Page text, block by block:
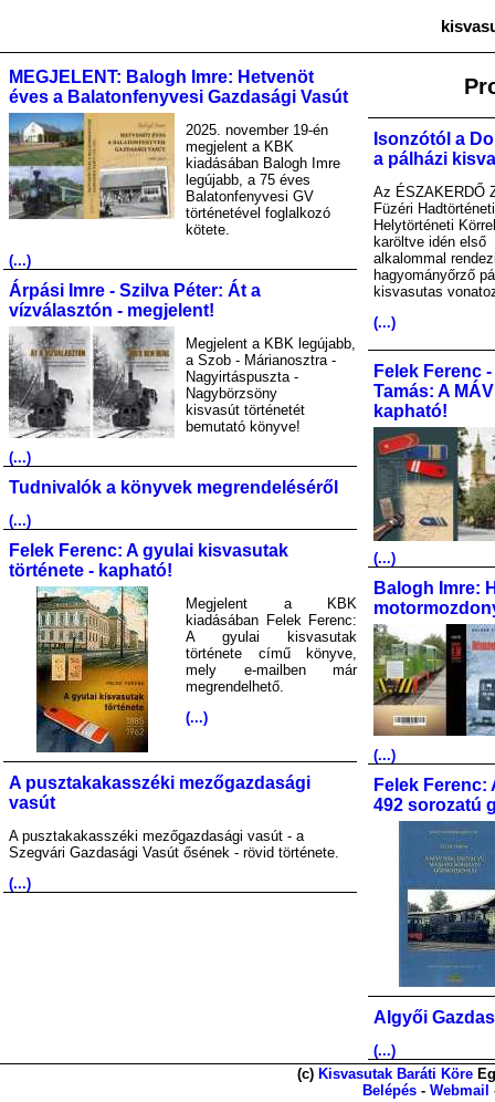
MEGJELENT: Balogh Imre: Hetvenöt
éves a Balatonfenyvesi Gazdasági Vasút
2025. november 19-én
megjelent a KBK
kiadásában Balogh Imre
legújabb, a 75 éves
Balatonfenyvesi GV
történetével foglalkozó
kötete.
(...)
Árpási Imre - Szilva Péter: Át a
vízválasztón - megjelent!
Megjelent a KBK legújabb,
a Szob - Márianosztra -
Nagyirtáspuszta -
Nagybörzsöny
kisvasút történetét
bemutató könyve!
(...)
Tudnivalók a könyvek megrendeléséről
(...)
Felek Ferenc: A gyulai kisvasutak
története - kapható!
Megjelent a KBK
kiadásában Felek Ferenc:
A gyulai kisvasutak
története című könyve,
mely e-mailben már
megrendelhető.
(...)
A pusztakakasszéki mezőgazdasági
vasút
A pusztakakasszéki mezőgazdasági vasút - a
Szegvári Gazdasági Vasút ősének - rövid története.
(...)
Isonzótól a
a pálházi
Az ÉSZAKERDŐ
Füzéri
Helytörténeti Körrel
karöltve idén első
alkalommal
hagyományőrző
kisvasutas
(...)
Felek Ferenc
Tamás: A
kapható!
(...)
Balogh Imre:
(...)
Felek Ferenc:
492 sorozatú
Algyői
(...)
(c) Kisvasutak Baráti Köre
Belépés - Webmail